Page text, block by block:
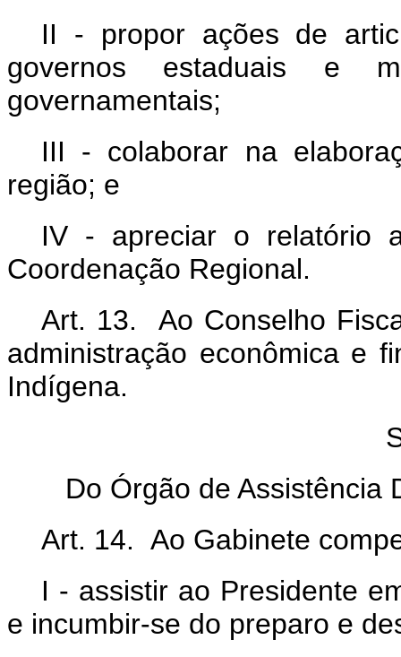
II - propor ações de
governos estaduais e
governamentais;
III - colaborar na
região; e
IV - apreciar o relatório
Coordenação Regional.
Art. 13. Ao Conselho
administração econômica e
Indígena.
Do Órgão de
Art. 14. Ao Gabinete
I - assistir ao Presidente
e incumbir-se do preparo e